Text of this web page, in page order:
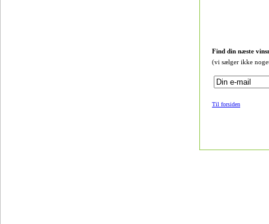
Find din næste
(vi sælger ikke
Til forsiden